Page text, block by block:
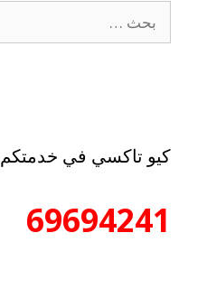
كيو تاكسي في خدمتكم
69694241